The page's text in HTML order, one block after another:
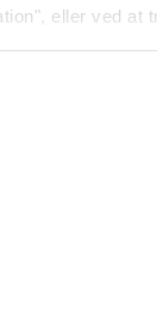
eller ved at
og cookies
dine
hinanden